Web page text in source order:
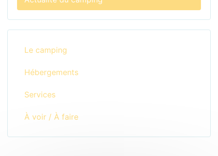
Le camping
Hébergements
Services
À voir / À faire